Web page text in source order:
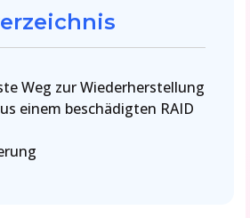
Weg zur Wiederherstellung
einem beschädigten RAID